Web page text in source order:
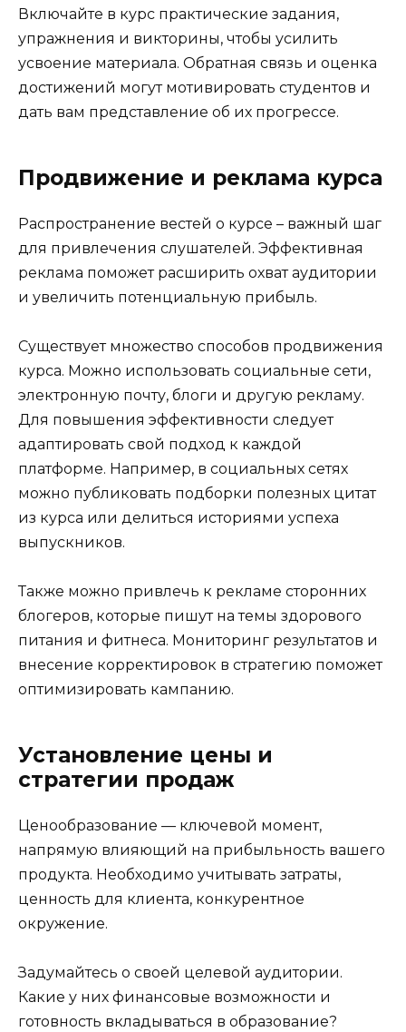
Включайте в курс практические задания,
упражнения и викторины, чтобы усилить
усвоение материала. Обратная связь и оценка
достижений могут мотивировать студентов и
дать вам представление об их прогрессе.
Продвижение и реклама курса
Распространение вестей о курсе – важный шаг
для привлечения слушателей. Эффективная
реклама поможет расширить охват аудитории
и увеличить потенциальную прибыль.
Существует множество способов продвижения
курса. Можно использовать социальные сети,
электронную почту, блоги и другую рекламу.
Для повышения эффективности следует
адаптировать свой подход к каждой
платформе. Например, в социальных сетях
можно публиковать подборки полезных цитат
из курса или делиться историями успеха
выпускников.
Также можно привлечь к рекламе сторонних
блогеров, которые пишут на темы здорового
питания и фитнеса. Мониторинг результатов и
внесение корректировок в стратегию поможет
оптимизировать кампанию.
Установление цены и
стратегии продаж
Ценообразование — ключевой момент,
напрямую влияющий на прибыльность вашего
продукта. Необходимо учитывать затраты,
ценность для клиента, конкурентное
окружение.
Задумайтесь о своей целевой аудитории.
Какие у них финансовые возможности и
готовность вкладываться в образование?